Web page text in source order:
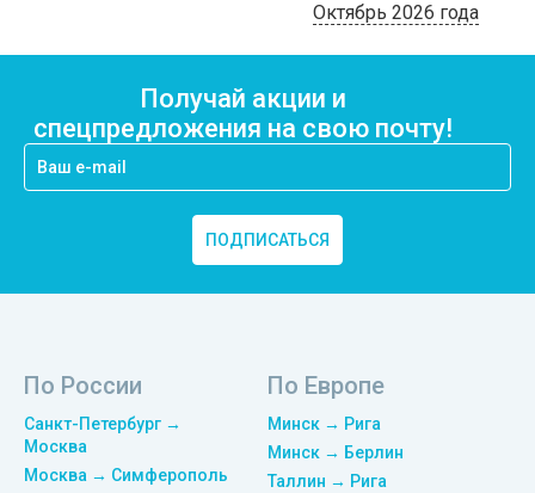
Октябрь 2026 года
Получай акции и
спецпредложения на свою почту!
ПОДПИСАТЬСЯ
По России
Санкт-Петербург →
Москва
Москва → Симферополь
По Европе
Минск → Рига
Минск → Берлин
Таллин → Рига